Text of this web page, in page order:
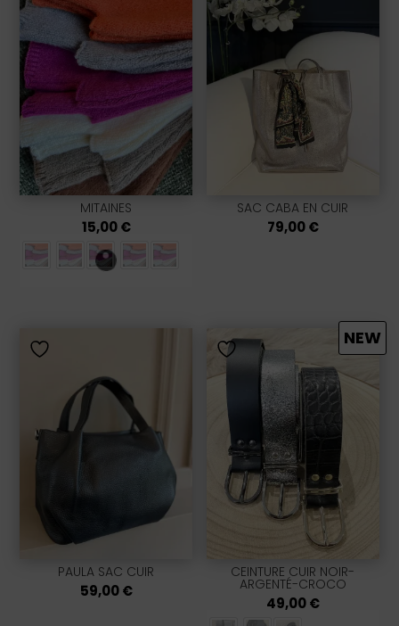
MITAINES
15,00€
SAC CABA EN CUIR
79,00€
PAULA SAC CUIR
59,00€
CEINTURE CUIR NOIR-
ARGENTÉ-CROCO
49,00€
NEW